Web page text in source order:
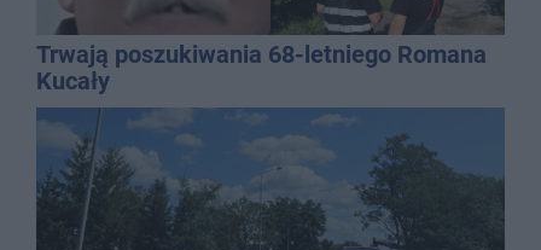
Trwają poszukiwania 68-letniego Romana
Kucały